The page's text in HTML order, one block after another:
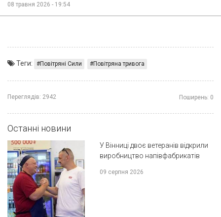
08 травня 2026 - 19:54
Теги: Повітряні Сили Повітряна тривога
Переглядів: 2942 Поширень: 0
Останні новини
У Вінниці двоє ветеранів відкрили
виробництво напівфабрикатів
09 серпня 2026